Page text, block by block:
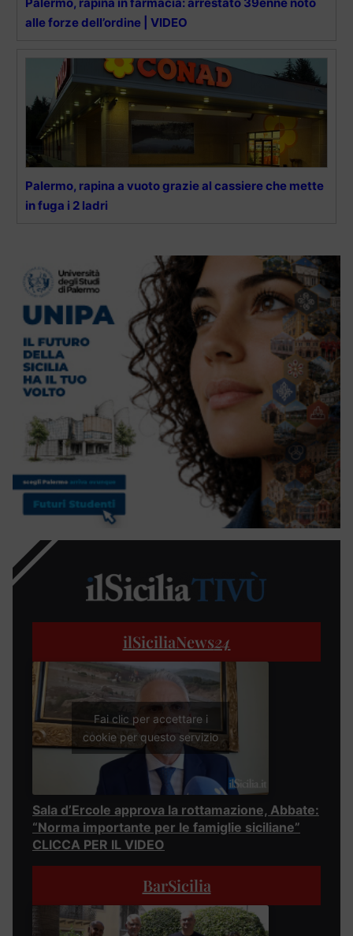
alle forze dell’ordine | VIDEO
Palermo, rapina a vuoto grazie al cassiere che mette
in fuga i 2 ladri
ilSiciliaNews24
Fai clic per accettare i
cookie per questo servizio
Sala d’Ercole approva la rottamazione, Abbate:
“Norma importante per le famiglie siciliane”
CLICCA PER IL VIDEO
BarSicilia